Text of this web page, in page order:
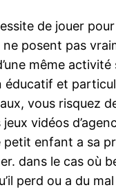
de jouer
ne posent pas
même
et
vous risquez
vidéos
petit enfant a sa
dans le cas où
perd ou a du